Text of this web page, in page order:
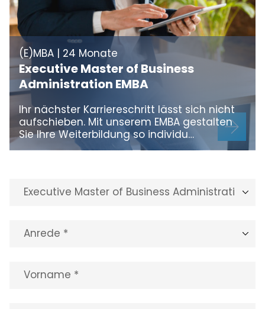
(E)MBA | 24 Monate
Executive Master of Business
Administration EMBA
Ihr nächster Karriereschritt lässt sich nicht
aufschieben. Mit unserem EMBA gestalten
Sie Ihre Weiterbildung so individu…